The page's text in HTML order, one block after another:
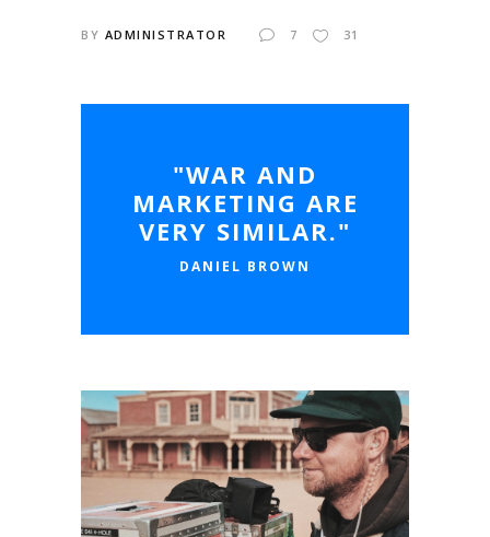
BY ADMINISTRATOR 7 31
"WAR AND
MARKETING ARE
VERY SIMILAR."
DANIEL BROWN